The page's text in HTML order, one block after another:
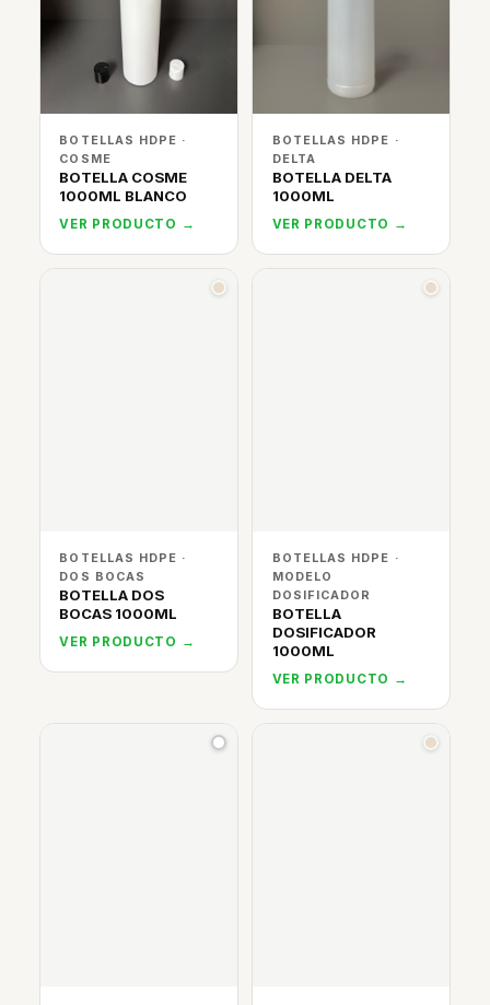
BOTELLAS HDPE ·
COSME
BOTELLA COSME
1000ML BLANCO
VER PRODUCTO →
BOTELLAS HDPE ·
DELTA
BOTELLA DELTA
1000ML
VER PRODUCTO →
BOTELLAS HDPE ·
DOS BOCAS
BOTELLA DOS
BOCAS 1000ML
VER PRODUCTO →
BOTELLAS HDPE ·
MODELO
DOSIFICADOR
BOTELLA
DOSIFICADOR
1000ML
VER PRODUCTO →